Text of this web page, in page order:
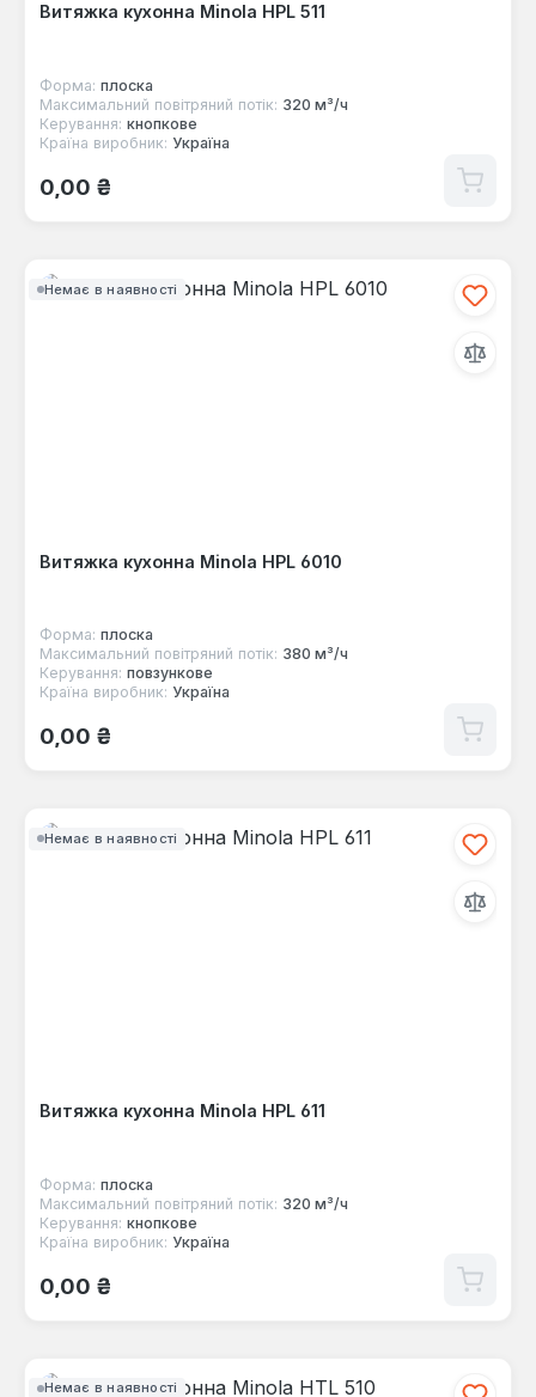
Витяжка кухонна Minola HPL 511
Форма: плоска
Максимальний повітряний потік: 320 м³/ч
Керування: кнопкове
Країна виробник: Україна
Звичайна ціна:
0,00 ₴
Немає в наявності
Витяжка кухонна Minola HPL 6010
Форма: плоска
Максимальний повітряний потік: 380 м³/ч
Керування: повзункове
Країна виробник: Україна
Звичайна ціна:
0,00 ₴
Немає в наявності
Витяжка кухонна Minola HPL 611
Форма: плоска
Максимальний повітряний потік: 320 м³/ч
Керування: кнопкове
Країна виробник: Україна
Звичайна ціна:
0,00 ₴
Немає в наявності